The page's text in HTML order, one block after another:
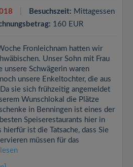
Besuchszeit: Mittagessen
160 EUR
Fronleichnam hatten wir
Unser Sohn mit Frau
unsere Schwägerin waren
unsere Enkeltochter, die aus
sie sich frühzeitig angemeldet
Wunschlokal die Plätze
in Benningen ist eines der
Speiserestaurants hier in
ist die Tatsache, dass Sie
müssen für das